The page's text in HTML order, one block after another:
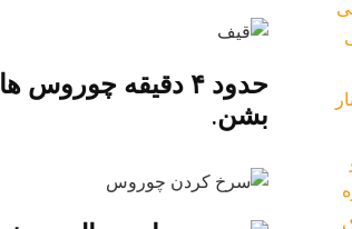
حدود ۴ دقیقه
بشن.